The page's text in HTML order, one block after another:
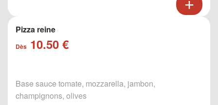
Pizza reine
Dès 10.50 €
Base sauce tomate, mozzarella, jambon,
champignons, olives